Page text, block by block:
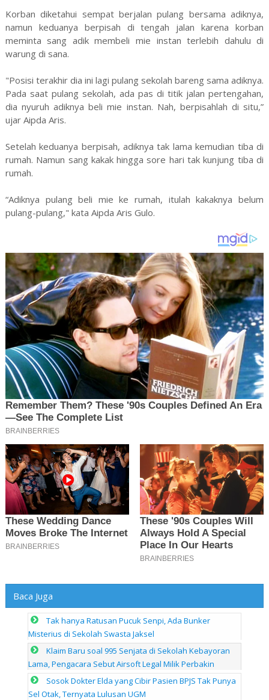
Korban diketahui sempat berjalan pulang bersama adiknya,
namun keduanya berpisah di tengah jalan karena korban
meminta sang adik membeli mie instan terlebih dahulu di
warung di sana.
"Posisi terakhir dia ini lagi pulang sekolah bareng sama adiknya.
Pada saat pulang sekolah, ada pas di titik jalan pertengahan,
dia nyuruh adiknya beli mie instan. Nah, berpisahlah di situ,”
ujar Aipda Aris.
Setelah keduanya berpisah, adiknya tak lama kemudian tiba di
rumah. Namun sang kakak hingga sore hari tak kunjung tiba di
rumah.
“Adiknya pulang beli mie ke rumah, itulah kakaknya belum
pulang-pulang," kata Aipda Aris Gulo.
Baca Juga
Tak hanya Ratusan Pucuk Senpi, Ada Bunker
Misterius di Sekolah Swasta Jaksel
Klaim Baru soal 995 Senjata di Sekolah Kebayoran
Lama, Pengacara Sebut Airsoft Legal Milik Perbakin
Sosok Dokter Elda yang Cibir Pasien BPJS Tak Punya
Sel Otak, Ternyata Lulusan UGM